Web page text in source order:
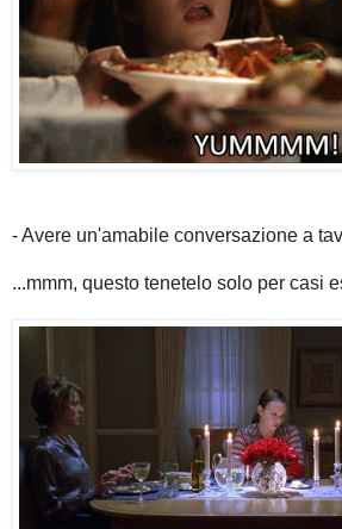
- Avere un'amabile conversazione a
...mmm, questo tenetelo solo per casi